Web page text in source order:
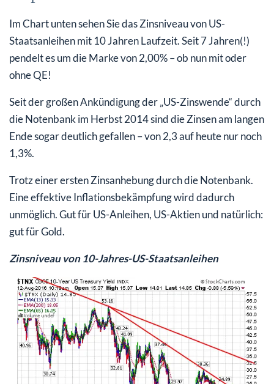
Im Chart unten sehen Sie das Zinsniveau von US-
Staatsanleihen mit 10 Jahren Laufzeit. Seit 7 Jahren(!)
pendelt es um die Marke von 2,00% – ob nun mit oder
ohne QE!
Seit der großen Ankündigung der „US-Zinswende“ durch
die Notenbank im Herbst 2014 sind die Zinsen am langen
Ende sogar deutlich gefallen – von 2,3 auf heute nur noch
1,3%.
Trotz einer ersten Zinsanhebung durch die Notenbank.
Eine effektive Inflationsbekämpfung wird dadurch
unmöglich. Gut für US-Anleihen, US-Aktien und natürlich:
gut für Gold.
Zinsniveau von 10-Jahres-US-Staatsanleihen